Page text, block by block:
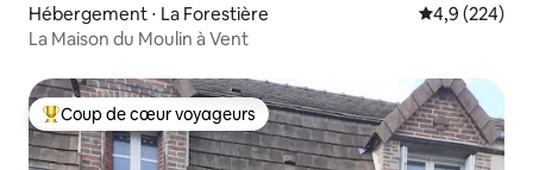
Hébergement ⋅ La Forestière Évaluation
4,9 (224)
La Maison du Moulin à Vent
Coups de cœur voyageurs les plus appréciés
Coup de cœur voyageurs